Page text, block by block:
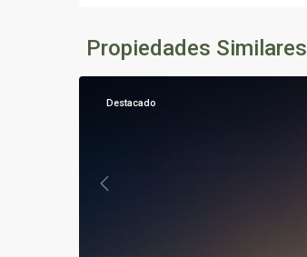
Propiedades Similares
Previous
Destacado